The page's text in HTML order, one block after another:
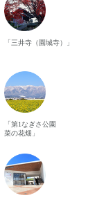
「三井寺（園城寺）」
「第1なぎさ公園
菜の花畑」